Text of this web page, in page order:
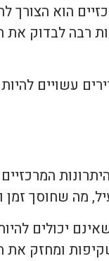
הוא הצורך
רבה לבדוק את
עשויים
מה שחוסך
יכולים
ומחזק את